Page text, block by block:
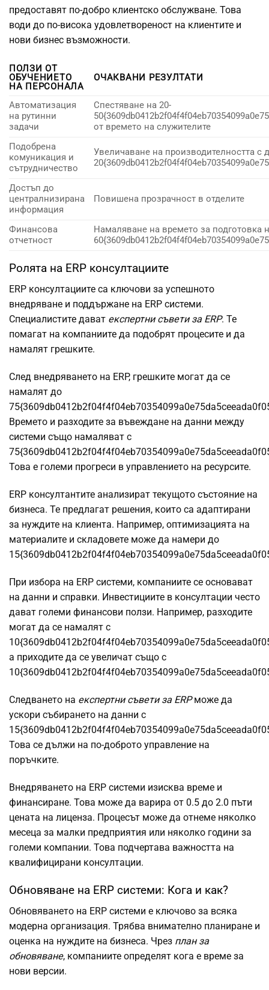
предоставят по-добро клиентско обслужване. Това
води до по-висока удовлетвореност на клиентите и
нови бизнес възможности.
ПОЛЗИ ОТ
ОБУЧЕНИЕТО
НА ПЕРСОНАЛА
ОЧАКВАНИ РЕЗУЛТАТИ
Автоматизация
на рутинни
задачи
Спестяване на 20-
от времето на служителите
Подобрена
комуникация и
сътрудничество
Увеличаване на производителността с
Достъп до
централнизирана
информация
Повишена прозрачност в отделите
Финансова
отчетност
Намаляване на времето за подготовка
Ролята на ERP консултациите
ERP консултациите са ключови за успешното
внедряване и поддържане на ERP системи.
Специалистите дават експертни съвети за ERP. Те
помагат на компаниите да подобрят процесите и да
намалят грешките.
След внедряването на ERP, грешките могат да се
намалят до
Времето и разходите за въвеждане на данни между
системи също намаляват с
Това е големи прогреси в управлението на ресурсите.
ERP консултантите анализират текущото състояние на
бизнеса. Те предлагат решения, които са адаптирани
за нуждите на клиента. Например, оптимизацията на
материалите и складовете може да намери до
При избора на ERP системи, компаниите се основават
на данни и справки. Инвестициите в консултации често
дават големи финансови ползи. Например, разходите
могат да се намалят с
а приходите да се увеличат също с
Следването на експертни съвети за ERPможе да
ускори събирането на данни с
Това се дължи на по-доброто управление на
поръчките.
Внедряването на ERP системи изисква време и
финансиране. Това може да варира от 0.5 до 2.0 пъти
цената на лиценза. Процесът може да отнеме няколко
месеца за малки предприятия или няколко години за
големи компании. Това подчертава важността на
квалифицирани консултации.
Обновяване на ERP системи: Кога и как?
Обновяването на ERP системи е ключово за всяка
модерна организация. Трябва внимателно планиране и
оценка на нуждите на бизнеса. Чрез план за
обновяване, компаниите определят кога е време за
нови версии.